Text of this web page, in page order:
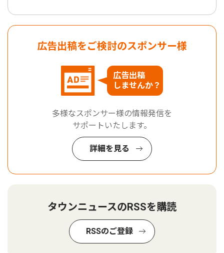
広告出稿をご検討のスポンサー様
広告出稿
しませんか？
多様なスポンサー様の情報発信を
サポートいたします。
詳細を見る
タウンニュースのRSSを購読
RSSのご登録